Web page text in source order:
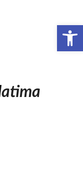
Open toolbar